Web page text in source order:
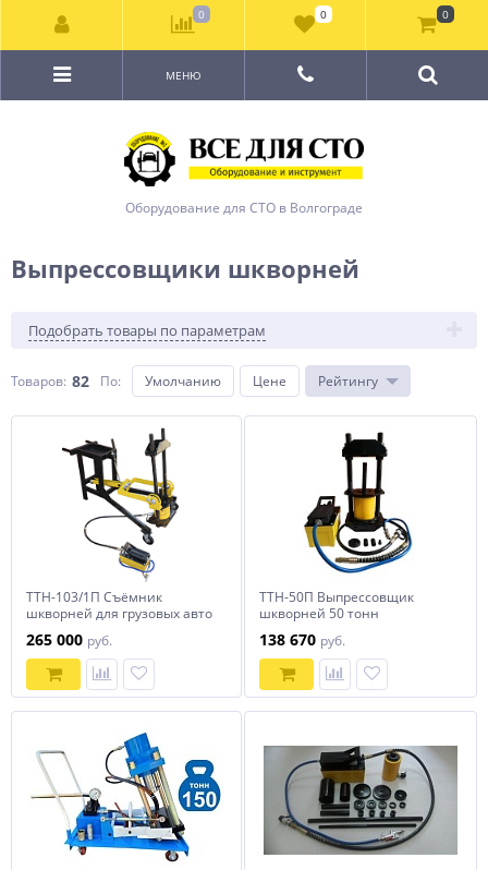
Оборудование для СТО в Волгограде
МЕНЮ
Выпрессовщики шкворней
Подобрать товары по параметрам
Товаров: 82 По: Умолчанию Цене Рейтингу
ТТН-103/1П Съёмник
шкворней для грузовых авто
пневмогидравлическоким
насосом в комплекте)
265 000 руб.
ТТН-50П Выпрессовщик
шкворней 50 тонн
138 670 руб.
0 0 0